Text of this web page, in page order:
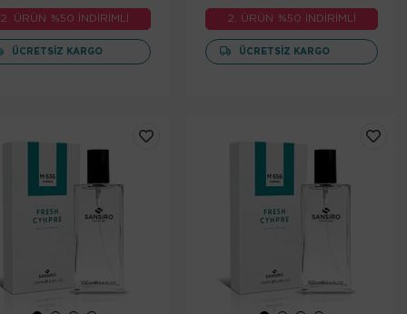
2. ÜRÜN %50 İNDİRİMLİ
ÜCRETSIZ KARGO
2. ÜRÜN %50 İNDİRİMLİ
ÜCRETSIZ KARGO